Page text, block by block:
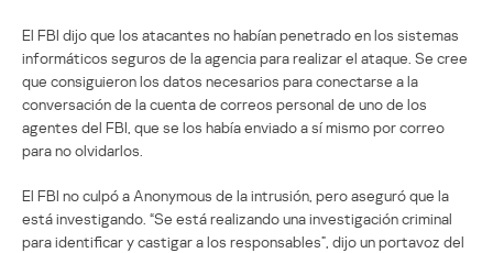
El FBI dijo que los atacantes no habían penetrado en los sistemas
informáticos seguros de la agencia para realizar el ataque. Se cree
que consiguieron los datos necesarios para conectarse a la
conversación de la cuenta de correos personal de uno de los
agentes del FBI, que se los había enviado a sí mismo por correo
para no olvidarlos.
El FBI no culpó a Anonymous de la intrusión, pero aseguró que la
está investigando. “Se está realizando una investigación criminal
para identificar y castigar a los responsables”, dijo un portavoz del